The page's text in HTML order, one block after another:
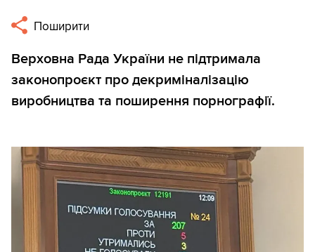
Поширити
Верховна Рада України не підтримала
законопроєкт про декриміналізацію
виробництва та поширення порнографії.